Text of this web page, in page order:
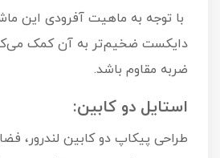
با توجه به ماهیت آفرودی این
دایکست ضخیم‌تر به آن کمک می‌کند
ضربه مقاوم باشد.
استایل دو کابین:
طراحی پیکاپ دو کابین لندرور،